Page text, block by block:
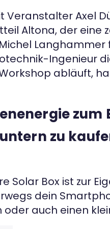
Axel
Altona, der eine
Ingenieur
abläuft,
zu
Solar Box ist zur
dein
auch einen